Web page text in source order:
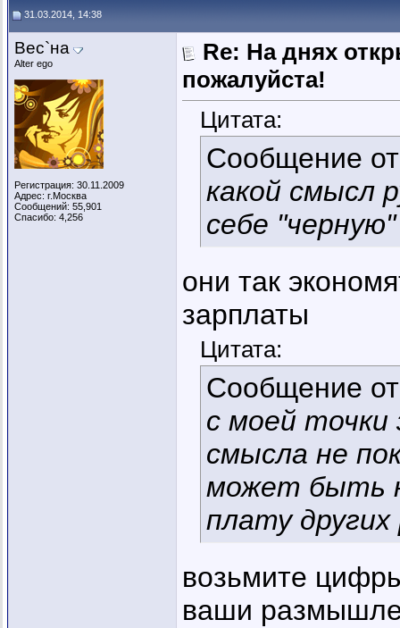
31.03.2014, 14:38
Вес`на
Alter ego
Регистрация: 30.11.2009
Адрес: г.Москва
Сообщений: 55,901
Спасибо: 4,256
Re: На днях
пожалуйста!
Цитата:
Сообщение
какой смысл
себе
они так
зарплаты
Цитата:
Сообщение
с моей точки
смысла не
может быть
плату
возьмите
ваши